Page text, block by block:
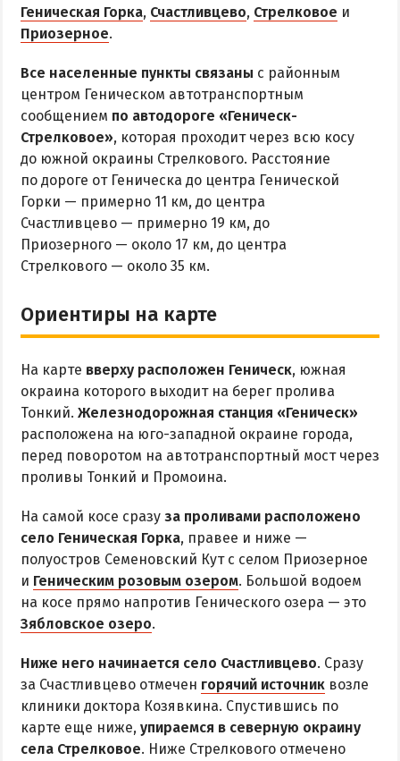
Веб-камеры Стрелкового
Карта Стрелкового
ВАЛОК
ЧАСТНЫЙ СЕКТОР
Жилье в частном секторе
ОТДЫХ С ПАЛАТКОЙ
ПЕРВАЯ ЛИНИЯ
ОТЕЛИ С БАССЕЙНОМ
ГОРЯЧИЕ ИСТОЧНИКИ
Источники в Счастливцево
Источники в Стрелковом
Арабатские Термы
Все источники Херсонщины
ЛЕЧЕНИЕ И БАЛЬНЕОЛОГИЯ
Глицериновое Озеро
Зябловское Озеро
Радоновое Озеро
Сиваш
Соленое озеро в Счастливцево
ДОСТОПРИМЕЧАТЕЛЬНОСТИ
Геническая Горка, Счастливцево, Стрелковое и
Приозерное.
Все населенные пункты связаны с районным
центром Геническом автотранспортным
сообщением по автодороге «Геническ-
Стрелковое», которая проходит через всю косу
до южной окраины Стрелкового. Расстояние
по дороге от Геническа до центра Генической
Горки — примерно 11 км, до центра
Счастливцево — примерно 19 км, до
Приозерного — около 17 км, до центра
Стрелкового — около 35 км.
Ориентиры на карте
На карте вверху расположен Геническ, южная
окраина которого выходит на берег пролива
Тонкий. Железнодорожная станция «Геническ»
расположена на юго-западной окраине города,
перед поворотом на автотранспортный мост через
проливы Тонкий и Промоина.
На самой косе сразу за проливами расположено
село Геническая Горка, правее и ниже —
полуостров Семеновский Кут с селом Приозерное
и Геническим розовым озером. Большой водоем
на косе прямо напротив Генического озера — это
Зябловское озеро.
Ниже него начинается село Счастливцево. Сразу
за Счастливцево отмечен горячий источник возле
клиники доктора Козявкина. Спустившись по
карте еще ниже, упираемся в северную окраину
села Стрелковое. Ниже Стрелкового отмечено